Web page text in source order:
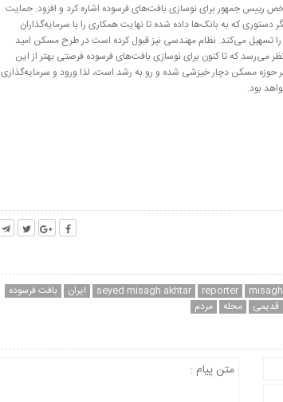
رییس جمهور برای نوسازی بافت‌های فرسوده اشاره کرد و افزود: حمایت
که به بانک‌ها داده شده تا نهایت همکاری را با سرمایه‌گذاران
تسهیل می‌کند. نظام مهندسی نیز قبول کرده است در طرح مسکن امید
می‌رسد که تا کنون برای نوسازی بافت‌های فرسوده فرصتی بهتر از این
مسکن دچار خیزشی شده و رو به رشد است، لذا ورود و سرمایه‌گذاری
بود.
reporter
seyed misagh akhtar ایران
بافت فرسوده
قدیمی محله مردم